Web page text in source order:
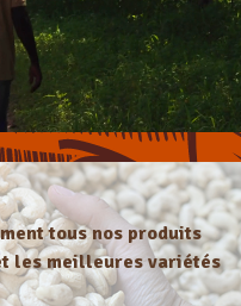
tous nos produits
les meilleures variétés